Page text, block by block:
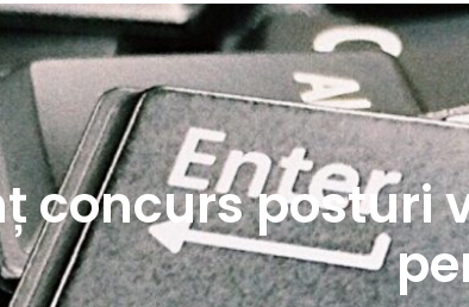
concurs posturi